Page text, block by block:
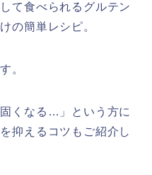
て食べられるグルテン
の簡単レシピ。
。
くなる…」という方に
抑えるコツもご紹介し